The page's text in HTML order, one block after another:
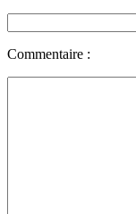
Commentaire :